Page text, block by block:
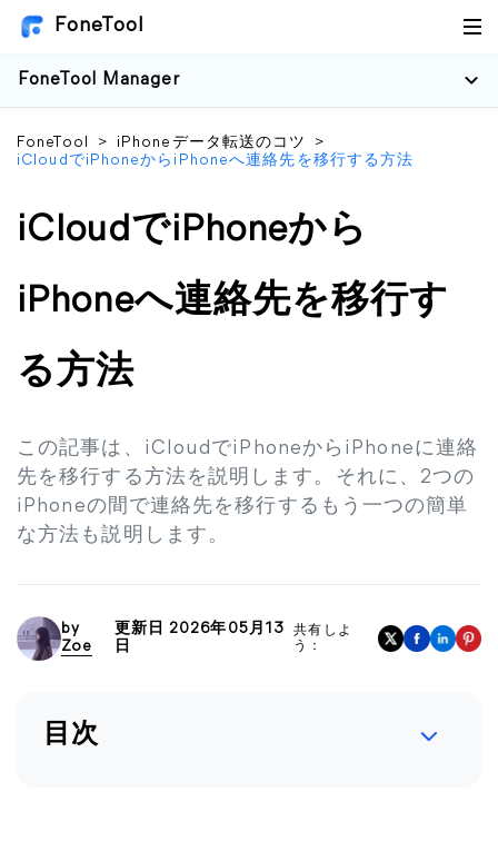
FoneTool
FoneTool Manager
FoneTool > iPhoneデータ転送のコツ
>
iCloudでiPhoneからiPhoneへ連絡先を移行する方法
iCloudでiPhoneから
iPhoneへ連絡先を移行す
る方法
この記事は、iCloudでiPhoneからiPhoneに連絡
先を移行する方法を説明します。それに、2つの
iPhoneの間で連絡先を移行するもう一つの簡単
な方法も説明します。
by
Zoe
更新日 2026年05月13
日
共有しよ
う：
目次